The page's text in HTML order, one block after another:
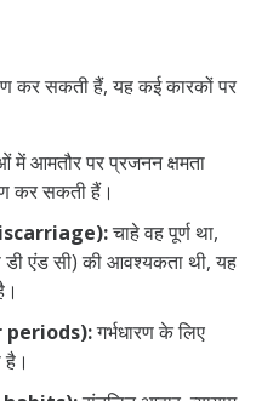
कर सकती हैं, यह कई कारकों पर
में आमतौर पर प्रजनन क्षमता
कर सकती हैं।
चाहे वह पूर्ण था,
डी एंड सी) की आवश्यकता थी, यह
periods):गर्भधारण के लिए